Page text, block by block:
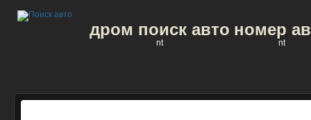
дром поиск авто
nt
номер
nt